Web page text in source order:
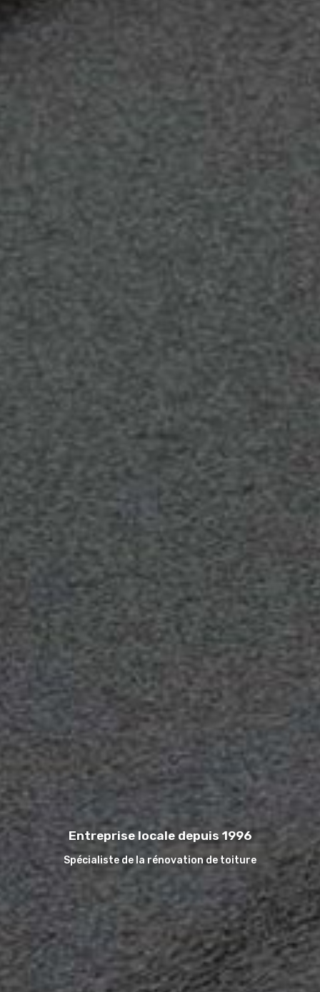
Entreprise locale depuis 1996
Spécialiste de la rénovation de toiture